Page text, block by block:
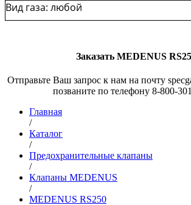
Вид газа: любой
Заказать MEDENUS
Отправьте Ваш запрос к нам на почту
позваните по телефону 8-800-
Главная
/
Каталог
/
Предохранительные клапаны
/
Клапаны MEDENUS
/
MEDENUS RS250